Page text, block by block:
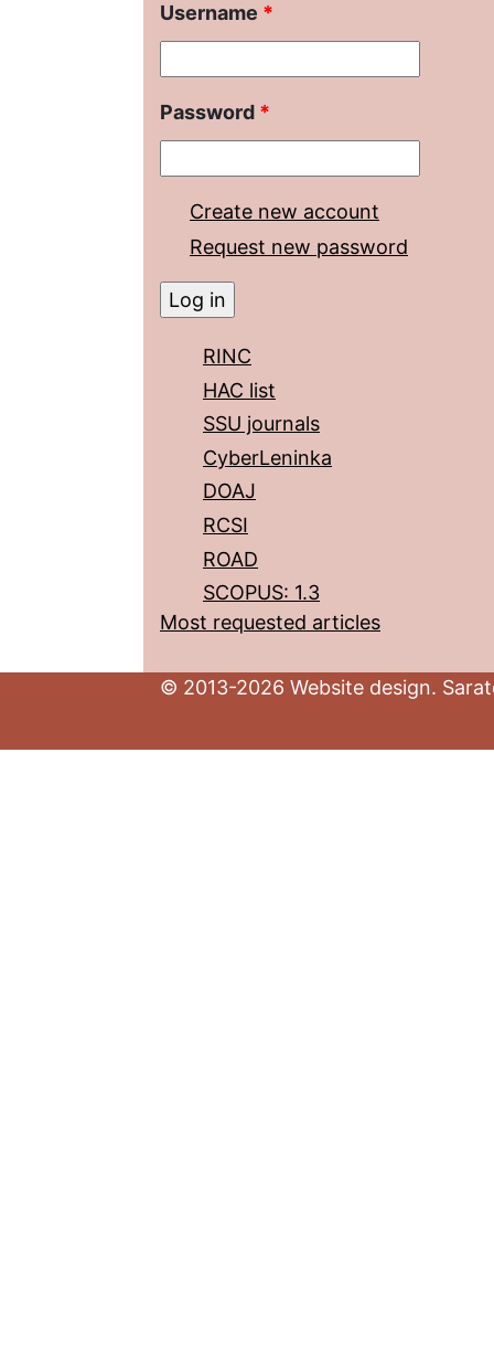
Username *
Password *
Create new account
Request new password
RINC
HAC list
SSU journals
CyberLeninka
DOAJ
RCSI
ROAD
SCOPUS: 1.3
Most requested articles
© 2013-2026 Website design.